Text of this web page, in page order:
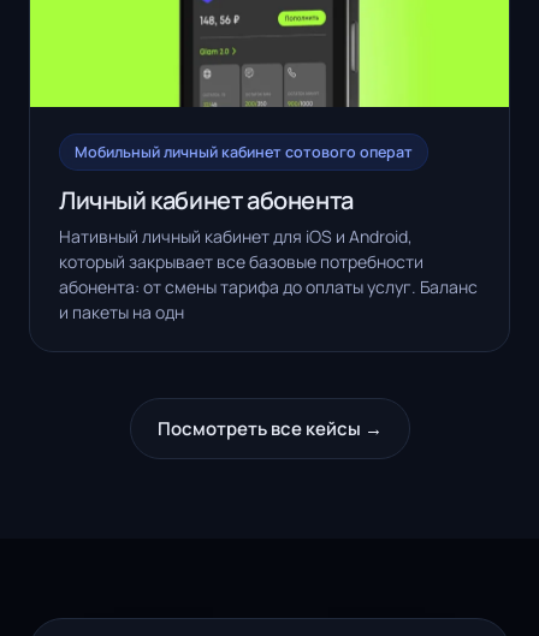
Мобильный личный кабинет сотового операт
Личный кабинет абонента
Нативный личный кабинет для iOS и Android,
который закрывает все базовые потребности
абонента: от смены тарифа до оплаты услуг. Баланс
и пакеты на одн
Посмотреть все кейсы →